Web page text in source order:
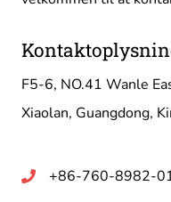
F5-6, NO.41 Wanle
Xiaolan, Guangdong,
+86-760-8982-